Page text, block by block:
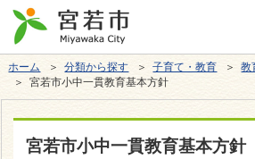
ホーム ＞分類から探す ＞子育て・教育 ＞教
＞ 宮若市小中一貫教育基本方針
宮若市小中一貫教育基本方針